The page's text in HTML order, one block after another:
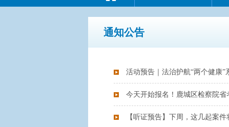
通知公告
活动预告｜法治护航“两个健康
今天开始报名！鹿城区检察院省
【听证预告】下周，这几起案